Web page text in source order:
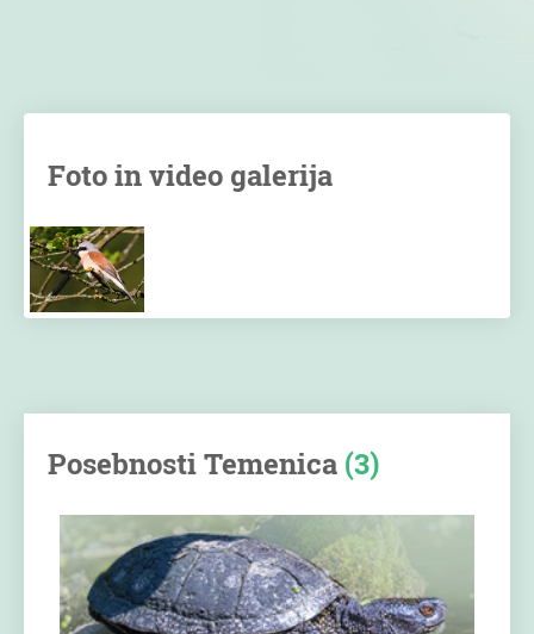
Foto in video galerija
Posebnosti Temenica (3)